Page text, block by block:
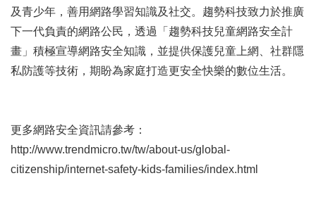
及青少年，善用網路學習知識及社交。 趨勢科技致力於推廣
下一代負責的網路公民，透過「趨勢科技兒童網路安全計
畫」積極宣導網路安全知識，並提供保護兒童上網
、社群隱
私防護等技術，期盼為家庭打造更安全快樂的數位生活。
更多網路安全資訊請參考：
http://www.trendmicro.tw/tw/about-us/global-
citizenship/internet-safety-kids-families/index.html